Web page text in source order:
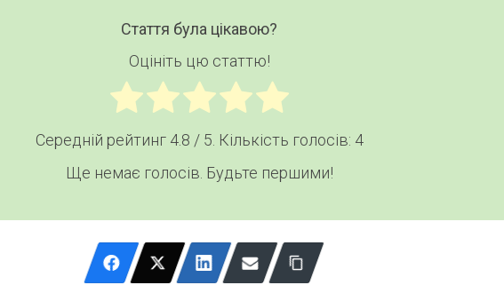
Стаття була цікавою?
Оцініть цю статтю!
Середній рейтинг 4.8 / 5. Кількість голосів: 4
Ще немає голосів. Будьте першими!